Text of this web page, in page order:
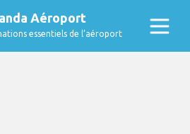
Aéroport
essentiels de l’aéroport